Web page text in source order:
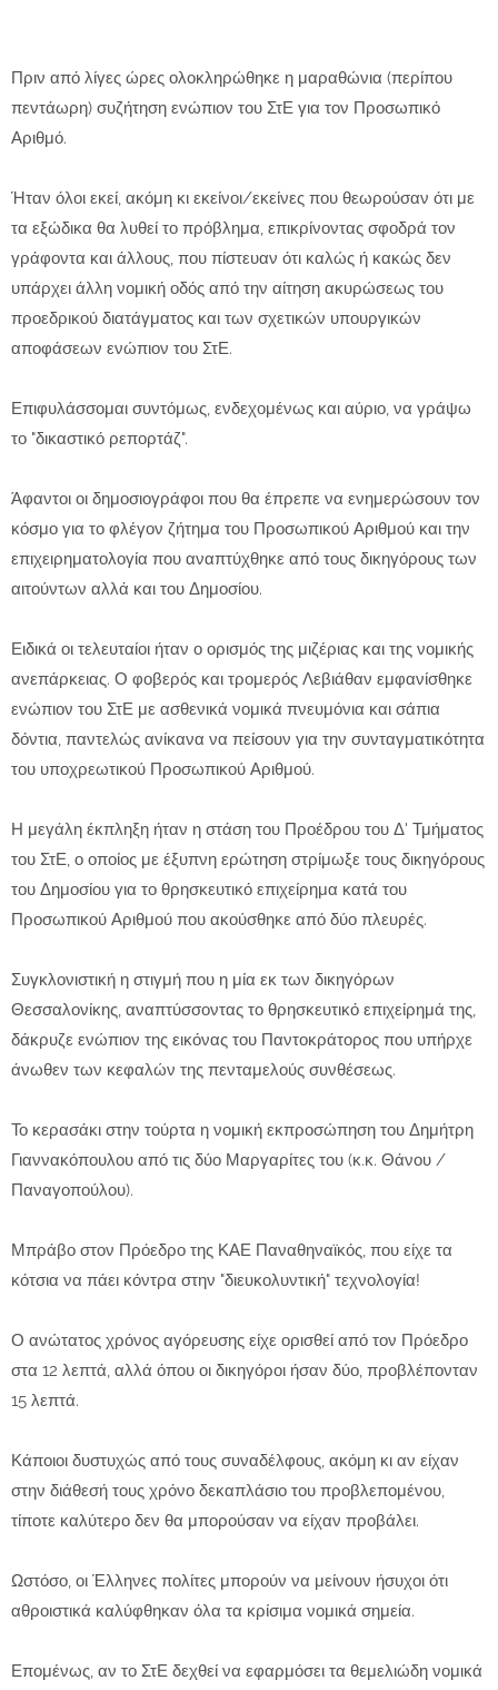
Πριν από λίγες ώρες ολοκληρώθηκε η μαραθώνια (περίπου
πεντάωρη) συζήτηση ενώπιον του ΣτΕ για τον Προσωπικό
Αριθμό.
Ήταν όλοι εκεί, ακόμη κι εκείνοι/εκείνες που θεωρούσαν ότι με
τα εξώδικα θα λυθεί το πρόβλημα, επικρίνοντας σφοδρά τον
γράφοντα και άλλους, που πίστευαν ότι καλώς ή κακώς δεν
υπάρχει άλλη νομική οδός από την αίτηση ακυρώσεως του
προεδρικού διατάγματος και των σχετικών υπουργικών
αποφάσεων ενώπιον του ΣτΕ.
Επιφυλάσσομαι συντόμως, ενδεχομένως και αύριο, να γράψω
το "δικαστικό ρεπορτάζ".
Άφαντοι οι δημοσιογράφοι που θα έπρεπε να ενημερώσουν τον
κόσμο για το φλέγον ζήτημα του Προσωπικού Αριθμού και την
επιχειρηματολογία που αναπτύχθηκε από τους δικηγόρους των
αιτούντων αλλά και του Δημοσίου.
Ειδικά οι τελευταίοι ήταν ο ορισμός της μιζέριας και της νομικής
ανεπάρκειας. Ο φοβερός και τρομερός Λεβιάθαν εμφανίσθηκε
ενώπιον του ΣτΕ με ασθενικά νομικά πνευμόνια και σάπια
δόντια, παντελώς ανίκανα να πείσουν για την συνταγματικότητα
του υποχρεωτικού Προσωπικού Αριθμού.
Η μεγάλη έκπληξη ήταν η στάση του Προέδρου του Δ' Τμήματος
του ΣτΕ, ο οποίος με έξυπνη ερώτηση στρίμωξε τους δικηγόρους
του Δημοσίου για το θρησκευτικό επιχείρημα κατά του
Προσωπικού Αριθμού που ακούσθηκε από δύο πλευρές.
Συγκλονιστική η στιγμή που η μία εκ των δικηγόρων
Θεσσαλονίκης, αναπτύσσοντας το θρησκευτικό επιχείρημά της,
δάκρυζε ενώπιον της εικόνας του Παντοκράτορος που υπήρχε
άνωθεν των κεφαλών της πενταμελούς συνθέσεως.
Το κερασάκι στην τούρτα η νομική εκπροσώπηση του Δημήτρη
Γιαννακόπουλου από τις δύο Μαργαρίτες του (κ.κ. Θάνου /
Παναγοπούλου).
Μπράβο στον Πρόεδρο της ΚΑΕ Παναθηναϊκός, που είχε τα
κότσια να πάει κόντρα στην "διευκολυντική" τεχνολογία!
Ο ανώτατος χρόνος αγόρευσης είχε ορισθεί από τον Πρόεδρο
στα 12 λεπτά, αλλά όπου οι δικηγόροι ήσαν δύο, προβλέπονταν
15 λεπτά.
Κάποιοι δυστυχώς από τους συναδέλφους, ακόμη κι αν είχαν
στην διάθεσή τους χρόνο δεκαπλάσιο του προβλεπομένου,
τίποτε καλύτερο δεν θα μπορούσαν να είχαν προβάλει.
Ωστόσο, οι Έλληνες πολίτες μπορούν να μείνουν ήσυχοι ότι
αθροιστικά καλύφθηκαν όλα τα κρίσιμα νομικά σημεία.
Επομένως, αν το ΣτΕ δεχθεί να εφαρμόσει τα θεμελιώδη νομικά